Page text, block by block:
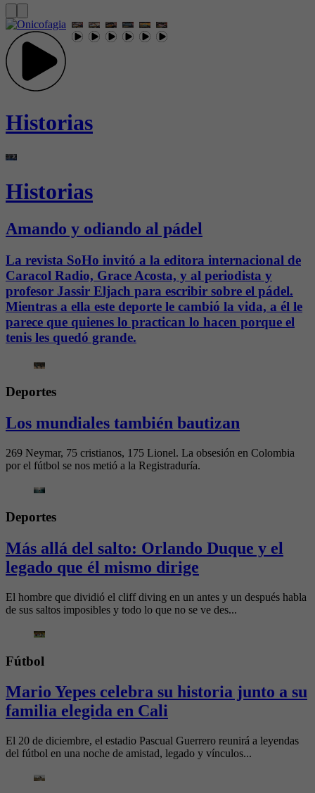
Historias
Historias
Amando y odiando al pádel
La revista SoHo invitó a la editora internacional de
Caracol Radio, Grace Acosta, y al periodista y
profesor Jassir Eljach para escribir sobre el pádel.
Mientras a ella este deporte le cambió la vida, a él le
parece que quienes lo practican lo hacen porque el
tenis les quedó grande.
Deportes
Los mundiales también bautizan
269 Neymar, 75 cristianos, 175 Lionel. La obsesión en Colombia
por el fútbol se nos metió a la Registraduría.
Deportes
Más allá del salto: Orlando Duque y el
legado que él mismo dirige
El hombre que dividió el cliff diving en un antes y un después habla
de sus saltos imposibles y todo lo que no se ve des...
Fútbol
Mario Yepes celebra su historia junto a su
familia elegida en Cali
El 20 de diciembre, el estadio Pascual Guerrero reunirá a leyendas
del fútbol en una noche de amistad, legado y vínculos...